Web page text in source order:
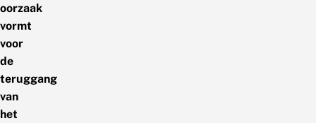
oorzaak
vormt
voor
de
teruggang
van
het